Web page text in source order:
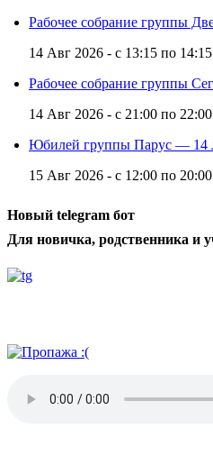
Рабочее собрание группы
14 Авг 2026 - с 13:15 по 14:15
Рабочее собрание группы
14 Авг 2026 - с 21:00 по 22:00
Юбилей группы Парус — 14
15 Авг 2026 - с 12:00 по 20:00
Новый telegram бот
Для новичка, родственника и